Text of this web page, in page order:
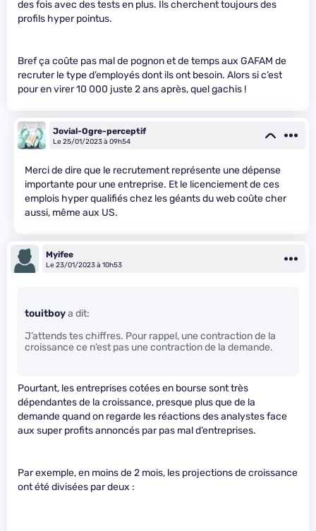
des fois avec des tests en plus. Ils cherchent toujours des
profils hyper pointus.
Bref ça coûte pas mal de pognon et de temps aux GAFAM de
recruter le type d’employés dont ils ont besoin. Alors si c’est
pour en virer 10 000 juste 2 ans après, quel gachis !
Jovial-Ogre-perceptif
Le 25/01/2023 à 09h54
Merci de dire que le recrutement représente une dépense
importante pour une entreprise. Et le licenciement de ces
emplois hyper qualifiés chez les géants du web coûte cher
aussi, même aux US.
Myifee
Le 23/01/2023 à 10h53
touitboya dit:
J’attends tes chiffres. Pour rappel, une contraction de la
croissance ce n’est pas une contraction de la demande.
Pourtant, les entreprises cotées en bourse sont très
dépendantes de la croissance, presque plus que de la
demande quand on regarde les réactions des analystes face
aux super profits annoncés par pas mal d’entreprises.
Par exemple, en moins de 2 mois, les projections de croissance
ont été divisées par deux :